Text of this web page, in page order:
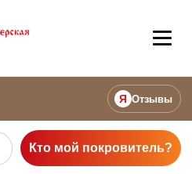
Я Отзывы
Кто мой покровитель?